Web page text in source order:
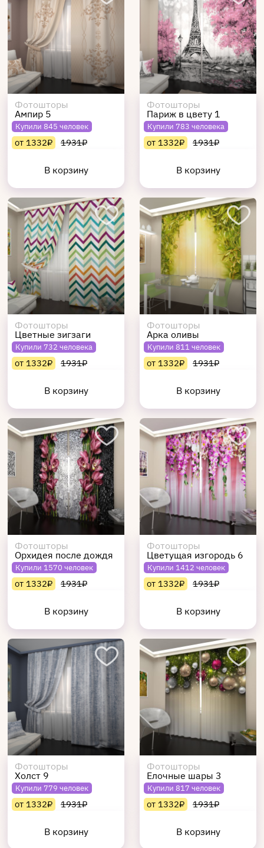
Фотошторы
Ампир 5
Купили 845 человек
от 1332₽ 1931₽
В корзину
Фотошторы
Париж в цвету 1
Купили 783 человека
от 1332₽ 1931₽
В корзину
Фотошторы
Цветные зигзаги
Купили 732 человека
от 1332₽ 1931₽
В корзину
Фотошторы
Арка оливы
Купили 811 человек
от 1332₽ 1931₽
В корзину
Фотошторы
Орхидея после дождя
Купили 1570 человек
от 1332₽ 1931₽
В корзину
Фотошторы
Цветущая изгородь 6
Купили 1412 человек
от 1332₽ 1931₽
В корзину
Фотошторы
Холст 9
Купили 779 человек
от 1332₽ 1931₽
В корзину
Фотошторы
Елочные шары 3
Купили 817 человек
от 1332₽ 1931₽
В корзину